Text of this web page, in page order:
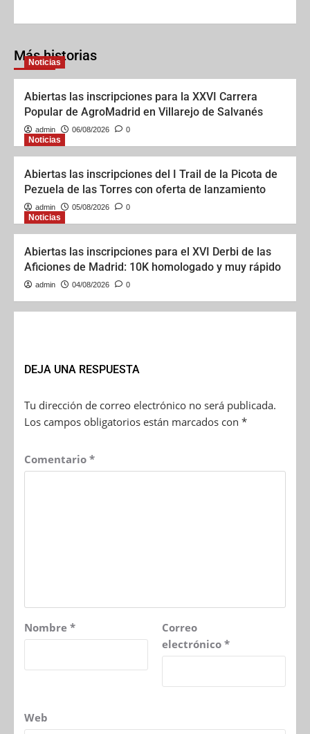
o
k
o
n
Más historias
Noticias
Abiertas las inscripciones para la XXVI Carrera
Popular de AgroMadrid en Villarejo de Salvanés
admin 06/08/2026 0
Noticias
Abiertas las inscripciones del I Trail de la Picota de
Pezuela de las Torres con oferta de lanzamiento
admin 05/08/2026 0
Noticias
Abiertas las inscripciones para el XVI Derbi de las
Aficiones de Madrid: 10K homologado y muy rápido
admin 04/08/2026 0
DEJA UNA RESPUESTA
Tu dirección de correo electrónico no será publicada.
Los campos obligatorios están marcados con *
Comentario *
Nombre *
Correo
electrónico *
Web